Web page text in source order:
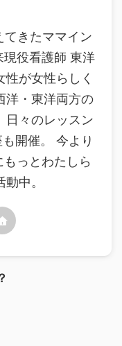
てきたママイン
役看護師 東洋
が女性らしく
洋・東洋両方の
日々のレッスン
開催。 今より
っとわたしら
中。